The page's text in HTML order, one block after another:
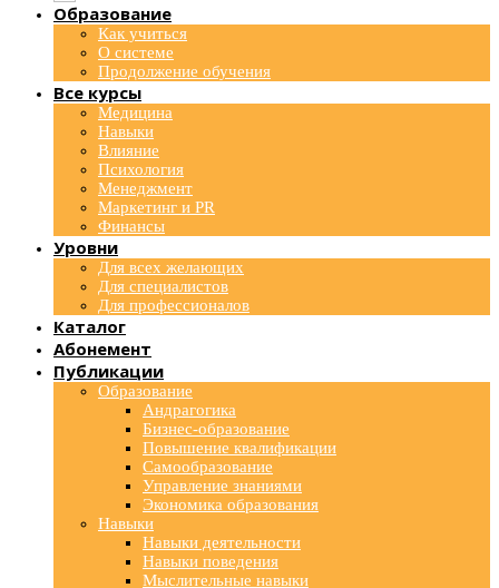
Образование
Как учиться
О системе
Продолжение обучения
Все курсы
Медицина
Навыки
Влияние
Психология
Менеджмент
Маркетинг и PR
Финансы
Уровни
Для всех желающих
Для специалистов
Для профессионалов
Каталог
Абонемент
Публикации
Образование
Андрагогика
Бизнес-образование
Повышение квалификации
Самообразование
Управление знаниями
Экономика образования
Навыки
Навыки деятельности
Навыки поведения
Мыслительные навыки